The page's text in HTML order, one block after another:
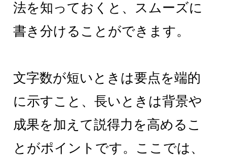
法を知っておくと、スムーズに
書き分けることができます。
文字数が短いときは要点を端的
に示すこと、長いときは背景や
成果を加えて説得力を高めるこ
とがポイントです。ここでは、